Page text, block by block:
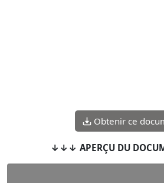
Obtenir ce
↓↓↓ APERÇU DU